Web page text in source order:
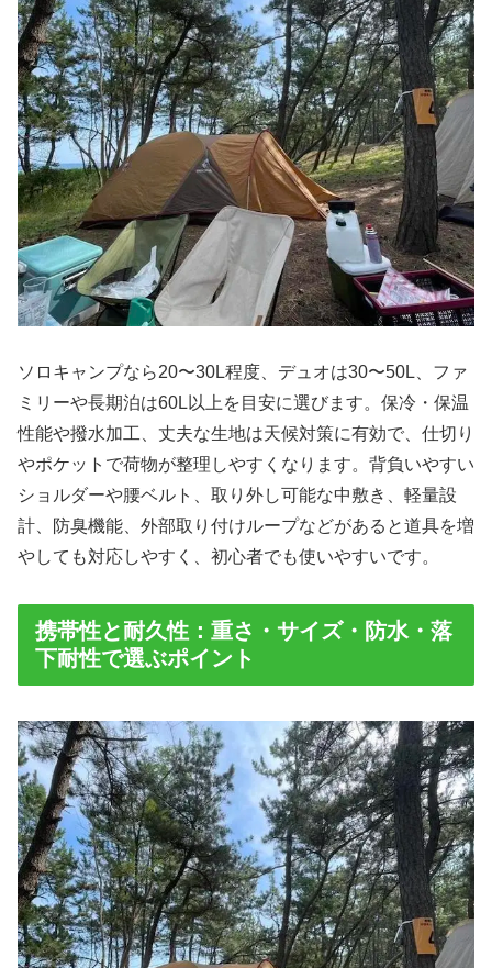
ソロキャンプなら20〜30L程度、デュオは30〜50L、ファ
ミリーや長期泊は60L以上を目安に選びます。保冷・保温
性能や撥水加工、丈夫な生地は天候対策に有効で、仕切り
やポケットで荷物が整理しやすくなります。背負いやすい
ショルダーや腰ベルト、取り外し可能な中敷き、軽量設
計、防臭機能、外部取り付けループなどがあると道具を増
やしても対応しやすく、初心者でも使いやすいです。
携帯性と耐久性：重さ・サイズ・防水・落
下耐性で選ぶポイント